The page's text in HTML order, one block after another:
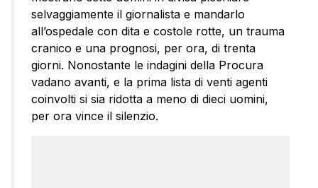
selvaggiamente il giornalista e mandarlo
all’ospedale con dita e costole rotte, un trauma
cranico e una prognosi, per ora, di trenta
giorni. Nonostante le indagini della Procura
vadano avanti, e la prima lista di venti agenti
coinvolti si sia ridotta a meno di dieci uomini,
per ora vince il silenzio.